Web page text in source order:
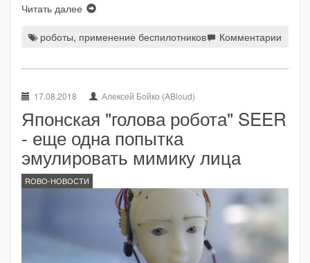
Читать далее
роботы, применение беспилотников Комментарии
17.08.2018 Алексей Бойко (ABloud)
Японская "голова робота" SEER
- еще одна попытка
эмулировать мимику лица
ROBO-НОВОСТИ